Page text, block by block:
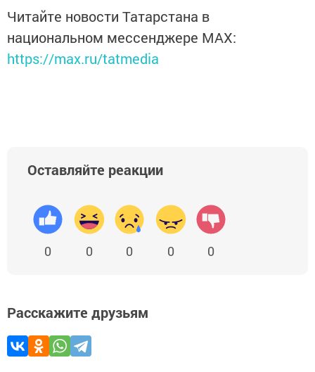
Читайте новости Татарстана в
национальном мессенджере MАХ:
https://max.ru/tatmedia
Оставляйте реакции
0 0 0 0 0
Расскажите друзьям